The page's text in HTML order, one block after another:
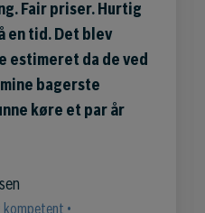
Fair priser. Hurtig
en tid. Det blev
estimeret da de ved
bagerste
køre et par år
kompetent •